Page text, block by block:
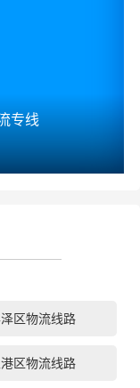
专线
区物流线路
区物流线路